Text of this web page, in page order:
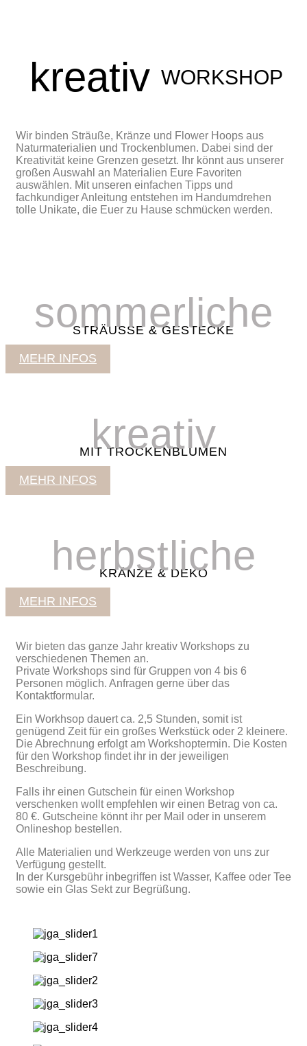
kreativ WORKSHOP
Wir binden Sträuße, Kränze und Flower Hoops aus
Naturmaterialien und Trockenblumen. Dabei sind der
Kreativität keine Grenzen gesetzt. Ihr könnt aus unserer
großen Auswahl an Materialien Eure Favoriten
auswählen. Mit unseren einfachen Tipps und
fachkundiger Anleitung entstehen im Handumdrehen
tolle Unikate, die Euer zu Hause schmücken werden.
sommerliche
STRÄUSSE & GESTECKE
MEHR INFOS
kreativ
MIT TROCKENBLUMEN
MEHR INFOS
herbstliche
KRÄNZE & DEKO
MEHR INFOS
Wir bieten das ganze Jahr kreativ Workshops zu
verschiedenen Themen an.
Private Workshops sind für Gruppen von 4 bis 6
Personen möglich. Anfragen gerne über das
Kontaktformular.
Ein Workhsop dauert ca. 2,5 Stunden, somit ist
genügend Zeit für ein großes Werkstück oder 2 kleinere.
Die Abrechnung erfolgt am Workshoptermin. Die Kosten
für den Workshop findet ihr in der jeweiligen
Beschreibung.
Falls ihr einen Gutschein für einen Workshop
verschenken wollt empfehlen wir einen Betrag von ca.
80 €. Gutscheine könnt ihr per Mail oder in unserem
Onlineshop bestellen.
Alle Materialien und Werkzeuge werden von uns zur
Verfügung gestellt.
In der Kursgebühr inbegriffen ist Wasser, Kaffee oder Tee
sowie ein Glas Sekt zur Begrüßung.